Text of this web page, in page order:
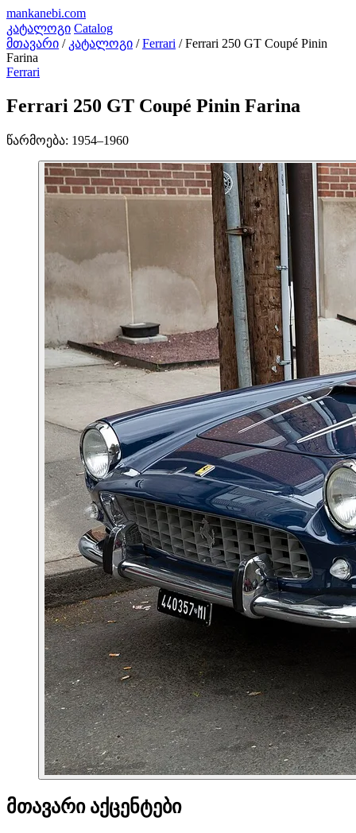
mankanebi.com
კატალოგი Catalog
მთავარი / კატალოგი / Ferrari / Ferrari 250 GT Coupé Pinin
Farina
Ferrari
Ferrari 250 GT Coupé Pinin Farina
წარმოება: 1954–1960
მთავარი აქცენტები